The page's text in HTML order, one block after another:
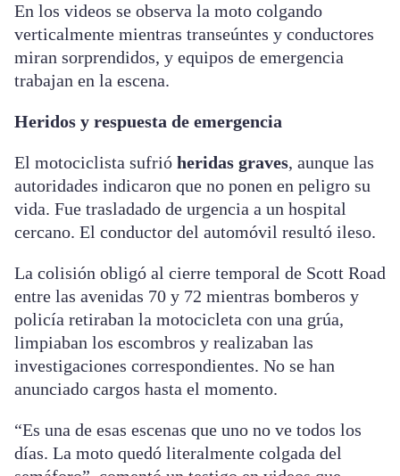
En los videos se observa la moto colgando
verticalmente mientras transeúntes y conductores
miran sorprendidos, y equipos de emergencia
trabajan en la escena.
Heridos y respuesta de emergencia
El motociclista sufrió heridas graves, aunque las
autoridades indicaron que no ponen en peligro su
vida. Fue trasladado de urgencia a un hospital
cercano. El conductor del automóvil resultó ileso.
La colisión obligó al cierre temporal de Scott Road
entre las avenidas 70 y 72 mientras bomberos y
policía retiraban la motocicleta con una grúa,
limpiaban los escombros y realizaban las
investigaciones correspondientes. No se han
anunciado cargos hasta el momento.
“Es una de esas escenas que uno no ve todos los
días. La moto quedó literalmente colgada del